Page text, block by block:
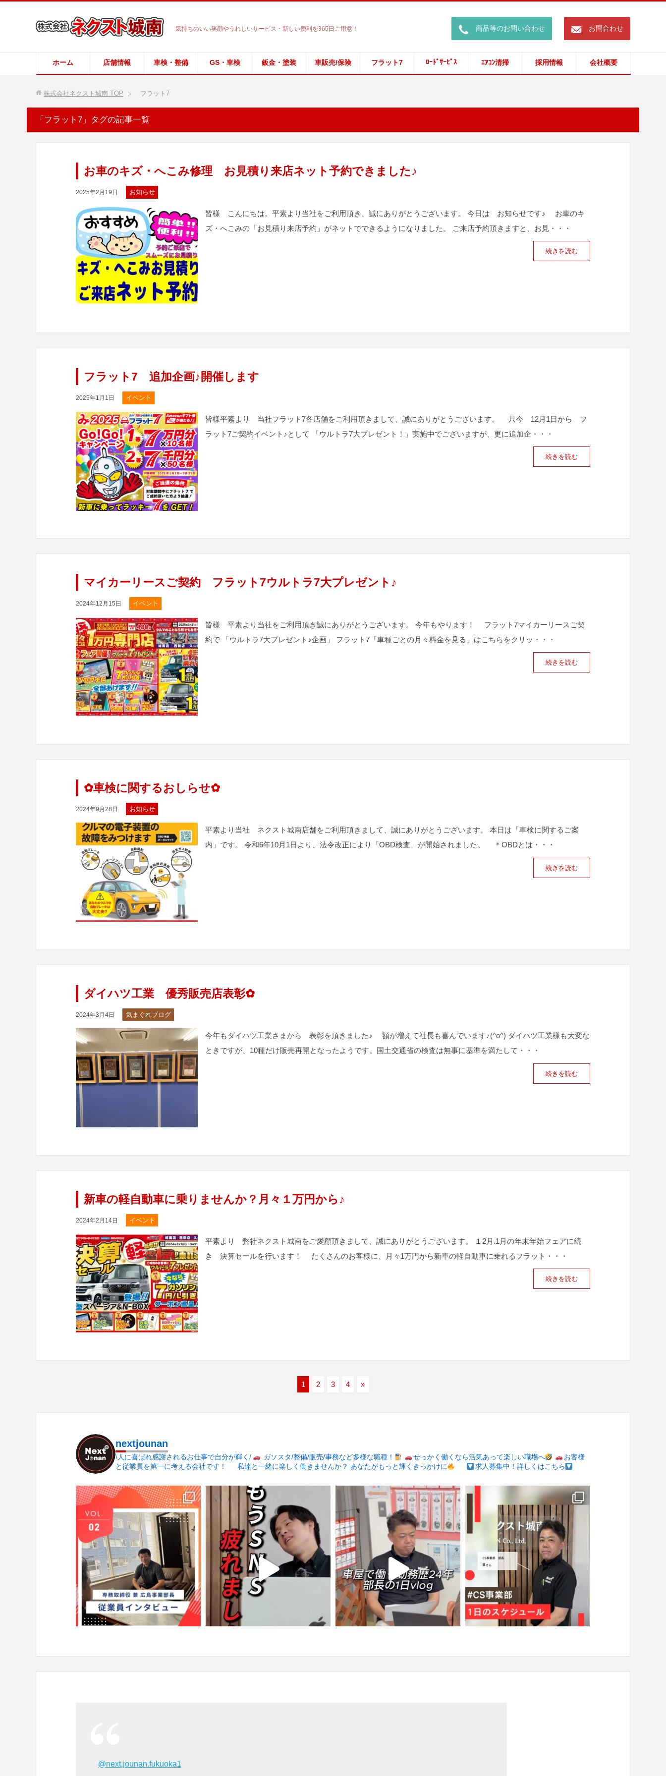
気持ちのいい笑顔やうれしいサービス・新しい便利を365日ご用意！ call 商品等のお問い合わせ mail お問合わせ
ホーム 店舗情報 車検・整備 GS・車検 鈑金・塗装 車販売/保険 フラット7 ﾛｰﾄﾞｻｰﾋﾞｽ ｴｱｺﾝ清掃 採用情報 会社概要
株式会社ネクスト城南 TOP フラット7
「フラット7」タグの記事一覧
お車のキズ・へこみ修理 お見積り来店ネット予約できました♪
2025年2月19日 お知らせ
皆様 こんにちは。平素より当社をご利用頂き、誠にありがとうございます。 今日は お知らせです♪ お車のキ
ズ・へこみの「お見積り来店予約」がネットでできるようになりました。 ご来店予約頂きますと、お見・・・
続きを読む
フラット7 追加企画♪開催します
2025年1月1日 イベント
皆様平素より 当社フラット7各店舗をご利用頂きまして、誠にありがとうございます。 只今 12月1日から フ
ラット7ご契約イベント♪として 「ウルトラ7大プレゼント！」実施中でございますが、更に追加企・・・
続きを読む
マイカーリースご契約 フラット7ウルトラ7大プレゼント♪
2024年12月15日 イベント
皆様 平素より当社をご利用頂き誠にありがとうございます。 今年もやります！ フラット7マイカーリースご契
約で 「ウルトラ7大プレゼント♪企画」 フラット7「車種ごとの月々料金を見る」はこちらをクリッ・・・
続きを読む
✿車検に関するおしらせ✿
2024年9月28日 お知らせ
平素より当社 ネクスト城南店舗をご利用頂きまして、誠にありがとうございます。 本日は「車検に関するご案
内」です。 令和6年10月1日より、法令改正により「OBD検査」が開始されました。 ＊OBDとは・・・
続きを読む
ダイハツ工業 優秀販売店表彰✿
2024年3月4日 気まぐれブログ
今年もダイハツ工業さまから 表彰を頂きました♪ 額が増えて社長も喜んでいます♪(^o^) ダイハツ工業様も大変な
ときですが、10種だけ販売再開となったようです。国土交通省の検査は無事に基準を満たして・・・
続きを読む
新車の軽自動車に乗りませんか？月々１万円から♪
2024年2月14日 イベント
平素より 弊社ネクスト城南をご愛顧頂きまして、誠にありがとうございます。 １2月.1月の年末年始フェアに続
き 決算セールを行います！ たくさんのお客様に、月々1万円から新車の軽自動車に乗れるフラット・・・
続きを読む
1 2 3 4 »
nextjounan
\人に喜ばれ感謝されるお仕事で自分が輝く/ ガソスタ/整備/販売/事務など多様な職種！ せっかく働くなら活気あって楽しい職場へ
お客様
と従業員を第一に考える会社です！
私達と一緒に楽しく働きませんか？ あなたがもっと輝くきっかけに 求人募集中！詳しくはこちら
@next.jounan.fukuoka1